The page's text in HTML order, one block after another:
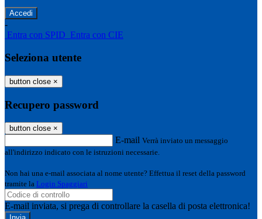
-
Entra con SPID Entra con CIE
Seleziona utente
button close ×
Recupero password
button close ×
E-mail Verrà inviato un messaggio
all'indirizzo indicato con le istruzioni necessarie.
Non hai una e-mail associata al nome utente? Effettua il reset della password
tramite la Login Spaggiari
E-mail inviata, si prega di controllare la casella di posta elettronica!